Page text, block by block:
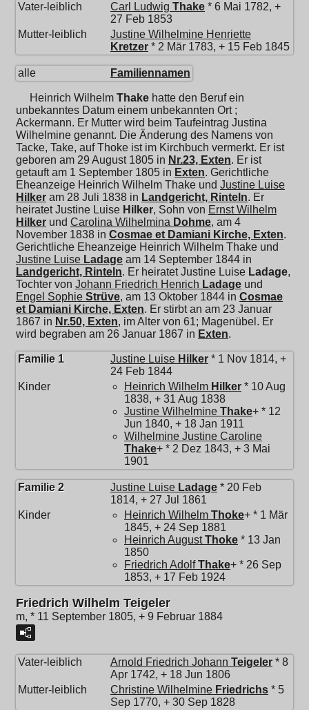
Vater-leiblich Carl Ludwig Thake * 6 Mai 1782, +
27 Feb 1853
Mutter-leiblich
Justine Wilhelmine Henriette
Kretzer * 2 Mär 1783, + 15 Feb 1845
alle Familiennamen
Heinrich Wilhelm Thake hatte den Beruf ein
unbekanntes Datum einem unbekannten Ort ;
Ackermann. Er Mutter wird beim Taufeintrag Justina
Wilhelmine genannt. Die Änderung des Namens von
Tacke, Take, auf Thoke ist im Kirchbuch vermerkt. Er ist
geboren am 29 August 1805 in Nr.23, Exten. Er ist
getauft am 1 September 1805 in Exten. Gerichtliche
Eheanzeige Heinrich Wilhelm Thake und Justine Luise
Hilker am 28 Juli 1838 in Landgericht, Rinteln. Er
heiratetJustine Luise Hilker, Sohn von Ernst Wilhelm
Hilker und Carolina Wilhelmina Dohme, am 4
November 1838 in Cosmae et Damiani Kirche, Exten.
Gerichtliche Eheanzeige Heinrich Wilhelm Thake und
Justine Luise Ladage am 14 September 1844 in
Landgericht, Rinteln. Er heiratetJustine Luise Ladage,
Tochter von Johann Friedrich Henrich Ladage und
Engel Sophie Strüve, am 13 Oktober 1844 in Cosmae
et Damiani Kirche, Exten. Er stirbt an am 23 Januar
1867 in Nr.50, Exten, im Alter von 61; Magenübel. Er
wird begraben am 26 Januar 1867 in Exten.
Familie 1 Justine Luise Hilker * 1 Nov 1814, +
24 Feb 1844
Kinder
Heinrich Wilhelm Hilker * 10 Aug
1838, + 31 Aug 1838
Justine Wilhelmine Thake+ * 12
Jun 1840, + 18 Jan 1911
Wilhelmine Justine Caroline
Thake+ * 2 Dez 1843, + 3 Mai
1901
Familie 2 Justine Luise Ladage * 20 Feb
1814, + 27 Jul 1861
Kinder
Heinrich Wilhelm Thoke+ * 1 Mär
1845, + 24 Sep 1881
Heinrich August Thoke * 13 Jan
1850
Friedrich Adolf Thake+ * 26 Sep
1853, + 17 Feb 1924
Friedrich Wilhelm Teigeler
m, * 11 September 1805, + 9 Februar 1884
Vater-leiblich Arnold Friedrich Johann Teigeler * 8
Apr 1742, + 18 Jun 1806
Mutter-leiblich
Christine Wilhelmine Friedrichs * 5
Sep 1770, + 30 Sep 1828